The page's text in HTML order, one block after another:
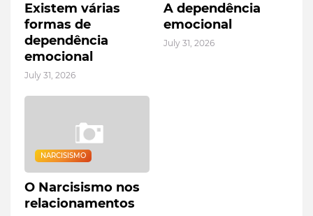
Existem várias
formas de
dependência
emocional
July 31, 2026
A dependência
emocional
July 31, 2026
NARCISISMO
O Narcisismo nos
relacionamentos